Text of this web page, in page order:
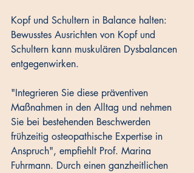
Kopf und Schultern in Balance halten:
Bewusstes Ausrichten von Kopf und
Schultern kann muskulären Dysbalancen
entgegenwirken.
"Integrieren Sie diese präventiven
Maßnahmen in den Alltag und nehmen
Sie bei bestehenden Beschwerden
frühzeitig osteopathische Expertise in
Anspruch", empfiehlt Prof. Marina
Fuhrmann. Durch einen ganzheitlichen